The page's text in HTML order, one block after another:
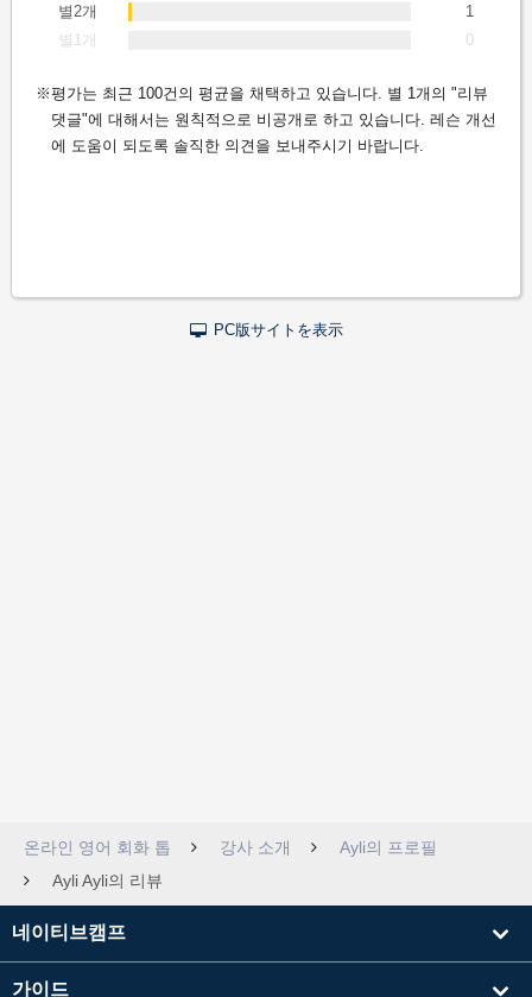
별2개
1
별1개
0
평가는 최근 100건의 평균을 채택하고 있습니다. 별 1개의 "리뷰
댓글"에 대해서는 원칙적으로 비공개로 하고 있습니다. 레슨 개선
에 도움이 되도록 솔직한 의견을 보내주시기 바랍니다.
PC版サイトを表示
온라인 영어 회화 톱 강사 소개
Ayli의 프로필
Ayli Ayli의 리뷰
네이티브캠프
가이드